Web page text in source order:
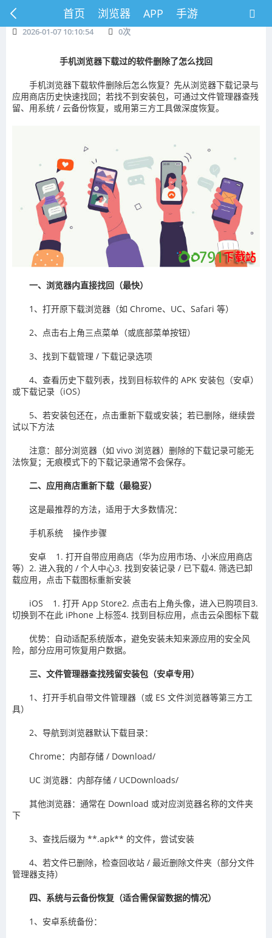
首页 浏览器 APP 手游
2026-01-07 10:10:54 0次
手机浏览器下载过的软件删除了怎么找回
手机浏览器下载软件删除后怎么恢复？先从浏览器下载记录与
应用商店历史快速找回；若找不到安装包，可通过文件管理器查残
留、用系统 / 云备份恢复，或用第三方工具做深度恢复。
一、浏览器内直接找回（最快）
1、打开原下载浏览器（如 Chrome、UC、Safari 等）
2、点击右上角三点菜单（或底部菜单按钮）
3、找到下载管理 / 下载记录选项
4、查看历史下载列表，找到目标软件的 APK 安装包（安卓）
或下载记录（iOS）
5、若安装包还在，点击重新下载或安装；若已删除，继续尝
试以下方法
注意：部分浏览器（如 vivo 浏览器）删除的下载记录可能无
法恢复；无痕模式下的下载记录通常不会保存。
二、应用商店重新下载（最稳妥）
这是最推荐的方法，适用于大多数情况：
手机系统 操作步骤
安卓 1. 打开自带应用商店（华为应用市场、小米应用商店
等）2. 进入我的 / 个人中心3. 找到安装记录 / 已下载4. 筛选已卸
载应用，点击下载图标重新安装
iOS 1. 打开 App Store2. 点击右上角头像，进入已购项目3.
切换到不在此 iPhone 上标签4. 找到目标应用，点击云朵图标下载
优势：自动适配系统版本，避免安装未知来源应用的安全风
险，部分应用可恢复用户数据。
三、文件管理器查找残留安装包（安卓专用）
1、打开手机自带文件管理器（或 ES 文件浏览器等第三方工
具）
2、导航到浏览器默认下载目录：
Chrome：内部存储 / Download/
UC 浏览器：内部存储 / UCDownloads/
其他浏览器：通常在 Download 或对应浏览器名称的文件夹
下
3、查找后缀为 **.apk** 的文件，尝试安装
4、若文件已删除，检查回收站 / 最近删除文件夹（部分文件
管理器支持）
四、系统与云备份恢复（适合需保留数据的情况）
1、安卓系统备份：